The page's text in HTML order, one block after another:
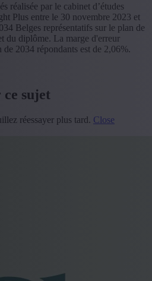
réalisée par le cabinet d’études
Plus entre le 30 novembre 2023 et
Belges représentatifs sur le plan de
du diplôme. La marge d'erreur
2034 répondants est de 2,06%.
ce sujet
réessayer plus tard. Close